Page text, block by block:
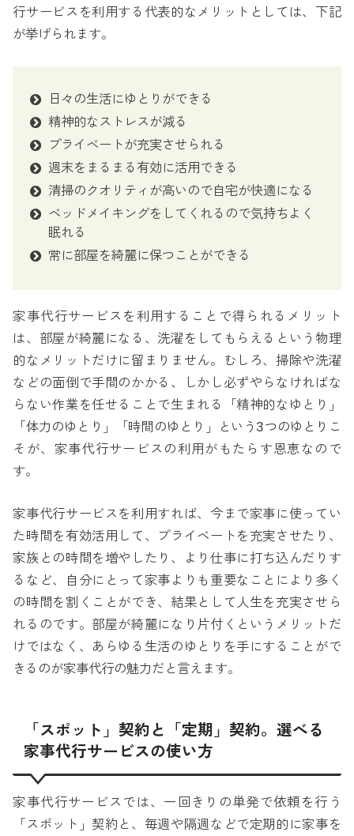
行サービスを利用する代表的なメリットとしては、下記
が挙げられます。
日々の生活にゆとりができる
精神的なストレスが減る
プライベートが充実させられる
週末をまるまる有効に活用できる
清掃のクオリティが高いので自宅が快適になる
ベッドメイキングをしてくれるので気持ちよく
眠れる
常に部屋を綺麗に保つことができる
家事代行サービスを利用することで得られるメリット
は、部屋が綺麗になる、洗濯をしてもらえるという物理
的なメリットだけに留まりません。むしろ、掃除や洗濯
などの面倒で手間のかかる、しかし必ずやらなければな
らない作業を任せることで生まれる「精神的なゆとり」
「体力のゆとり」「時間のゆとり」という3つのゆとりこ
そが、家事代行サービスの利用がもたらす恩恵なので
す。
家事代行サービスを利用すれば、今まで家事に使ってい
た時間を有効活用して、プライベートを充実させたり、
家族との時間を増やしたり、より仕事に打ち込んだりす
るなど、自分にとって家事よりも重要なことにより多く
の時間を割くことができ、結果として人生を充実させら
れるのです。部屋が綺麗になり片付くというメリットだ
けではなく、あらゆる生活のゆとりを手にすることがで
きるのが家事代行の魅力だと言えます。
「スポット」契約と「定期」契約。選べる
家事代行サービスの使い方
家事代行サービスでは、一回きりの単発で依頼を行う
「スポット」契約と、毎週や隔週などで定期的に家事を